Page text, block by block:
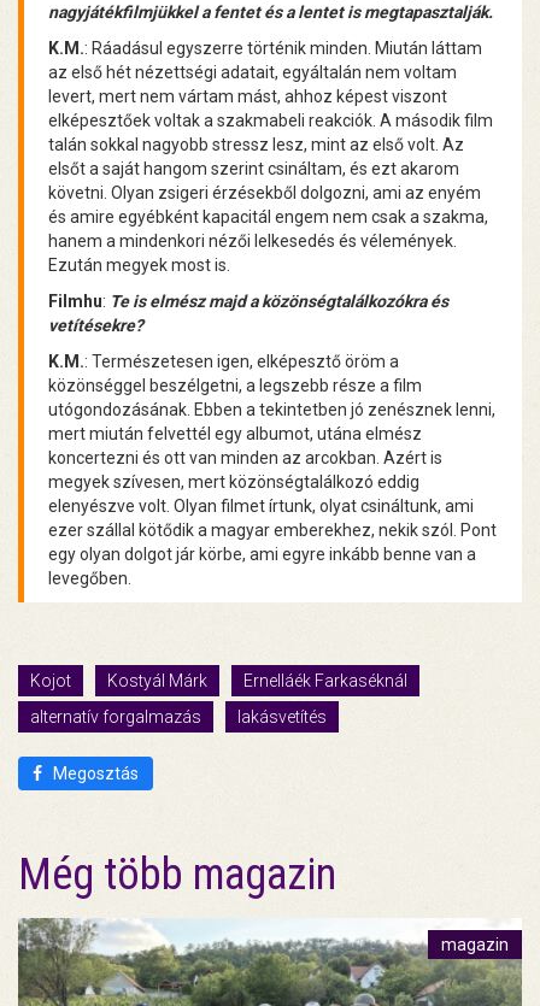
nagyjátékfilmjükkel a fentet és a lentet is megtapasztalják.
K.M.: Ráadásul egyszerre történik minden. Miután láttam
az első hét nézettségi adatait, egyáltalán nem voltam
levert, mert nem vártam mást, ahhoz képest viszont
elképesztőek voltak a szakmabeli reakciók. A második film
talán sokkal nagyobb stressz lesz, mint az első volt. Az
elsőt a saját hangom szerint csináltam, és ezt akarom
követni. Olyan zsigeri érzésekből dolgozni, ami az enyém
és amire egyébként kapacitál engem nem csak a szakma,
hanem a mindenkori nézői lelkesedés és vélemények.
Ezután megyek most is.
Filmhu: Te is elmész majd a közönségtalálkozókra és
vetítésekre?
K.M.: Természetesen igen, elképesztő öröm a
közönséggel beszélgetni, a legszebb része a film
utógondozásának. Ebben a tekintetben jó zenésznek lenni,
mert miután felvettél egy albumot, utána elmész
koncertezni és ott van minden az arcokban. Azért is
megyek szívesen, mert közönségtalálkozó eddig
elenyészve volt. Olyan filmet írtunk, olyat csináltunk, ami
ezer szállal kötődik a magyar emberekhez, nekik szól. Pont
egy olyan dolgot jár körbe, ami egyre inkább benne van a
levegőben.
Kojot Kostyál Márk
Ernelláék Farkaséknál
alternatív forgalmazás
lakásvetítés
Megosztás
Még több magazin
magazin